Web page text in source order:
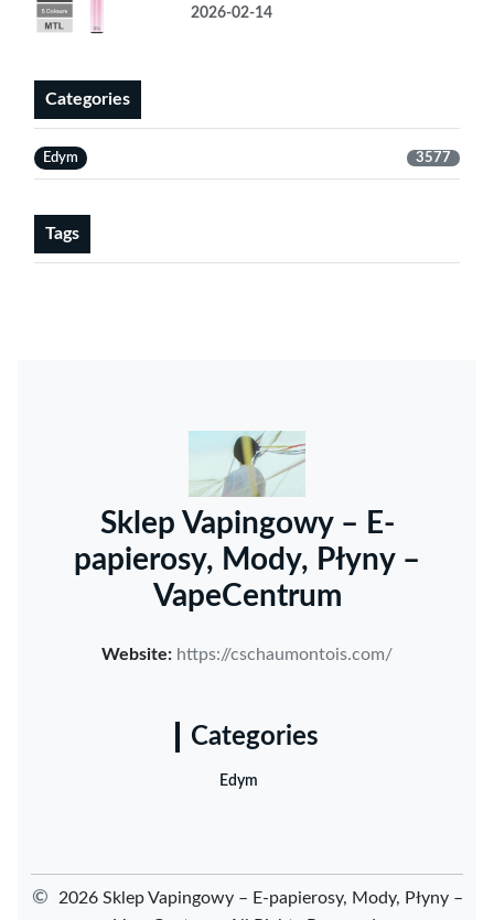
2026-02-14
Categories
Edym 3577
Tags
Sklep Vapingowy – E-
papierosy, Mody, Płyny –
VapeCentrum
Website: https://cschaumontois.com/
Categories
Edym
©
2026 Sklep Vapingowy – E-papierosy, Mody, Płyny –